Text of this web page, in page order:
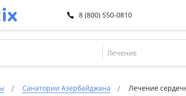
8 (800) 550-0810
Лечение
Санатории Азербайджана Лечение